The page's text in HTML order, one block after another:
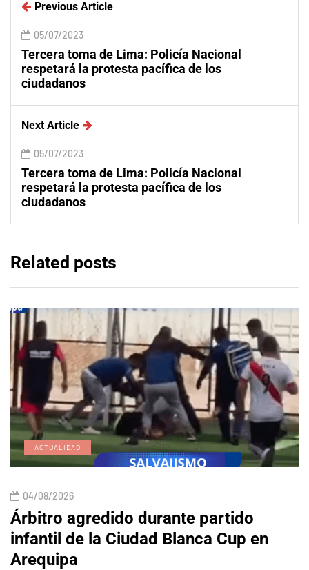
Previous Article
05/07/2023
Tercera toma de Lima: Policía Nacional
respetará la protesta pacífica de los
ciudadanos
Next Article
05/07/2023
Tercera toma de Lima: Policía Nacional
respetará la protesta pacífica de los
ciudadanos
Related posts
ACTUALIDAD
04/08/2026
Árbitro agredido durante partido
infantil de la Ciudad Blanca Cup en
Arequipa